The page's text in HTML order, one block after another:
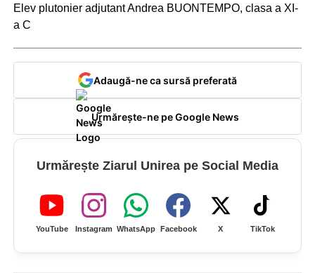
Elev plutonier adjutant Andrea BUONTEMPO, clasa a XI-
a C
Adaugă-ne ca sursă preferată
Urmărește-ne pe Google News
Urmărește Ziarul Unirea pe Social Media
YouTube Instagram WhatsApp Facebook X TikTok